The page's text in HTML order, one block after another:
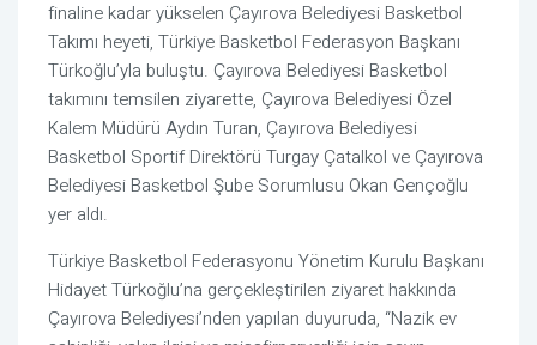
finaline kadar yükselen Çayırova Belediyesi Basketbol
Takımı heyeti, Türkiye Basketbol Federasyon Başkanı
Türkoğlu’yla buluştu. Çayırova Belediyesi Basketbol
takımını temsilen ziyarette, Çayırova Belediyesi Özel
Kalem Müdürü Aydın Turan, Çayırova Belediyesi
Basketbol Sportif Direktörü Turgay Çatalkol ve Çayırova
Belediyesi Basketbol Şube Sorumlusu Okan Gençoğlu
yer aldı.
Türkiye Basketbol Federasyonu Yönetim Kurulu Başkanı
Hidayet Türkoğlu’na gerçekleştirilen ziyaret hakkında
Çayırova Belediyesi’nden yapılan duyuruda, “Nazik ev